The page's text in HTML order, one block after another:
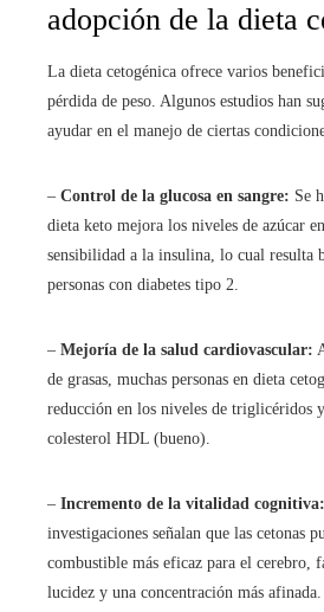
adopción de la dieta
La dieta cetogénica ofrece varios
pérdida de peso. Algunos estudios han
ayudar en el manejo de ciertas
– Control de la glucosa en sangre: Se
dieta keto mejora los niveles de azúcar
sensibilidad a la insulina, lo cual resulta
personas con diabetes tipo 2.
– Mejoría de la salud cardiovascular:
de grasas, muchas personas en dieta
reducción en los niveles de triglicéridos
colesterol HDL (bueno).
– Incremento de la vitalidad cognitiva:
investigaciones señalan que las cetonas
combustible más eficaz para el cerebro,
lucidez y una concentración más afinada.